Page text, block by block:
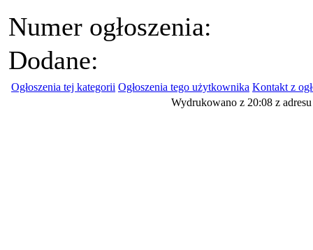
Numer ogłoszenia:
Dodane:
Ogłoszenia tej kategorii Ogłoszenia tego użytkownika Kontakt z
Wydrukowano z 20:08 z